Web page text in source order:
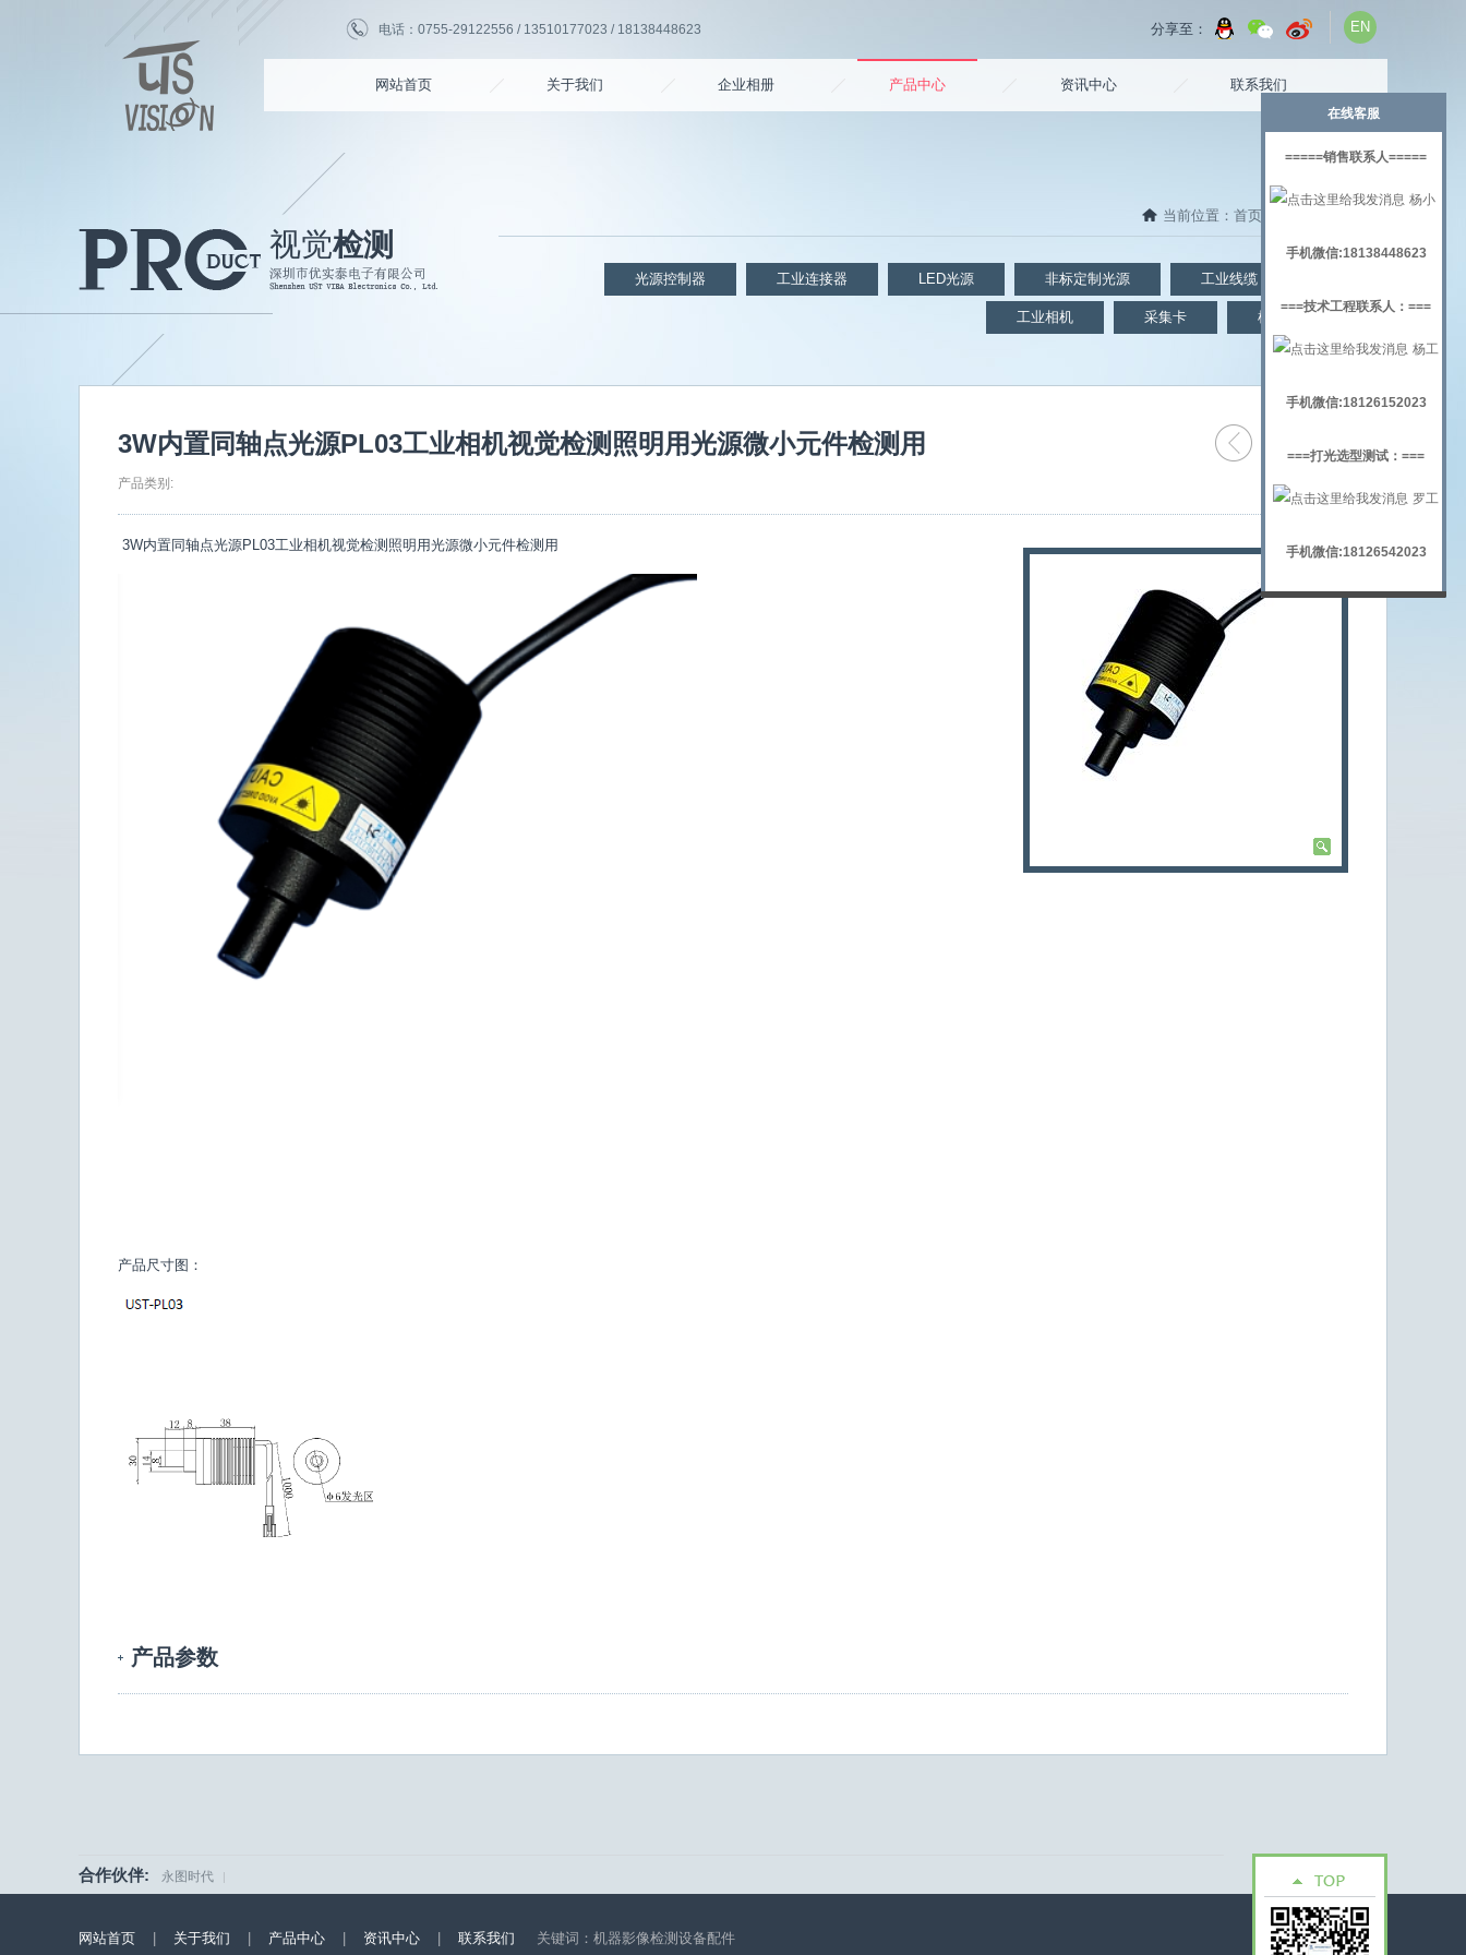
EN
分享至：
电话：0755-29122556 / 13510177023 / 18138448623
网站首页 关于我们 企业相册 产品中心 资讯中心 联系我们
视觉检测
当前位置： 首页
光源控制器 工业连接器 LED光源 非标定制光源 工业线缆
工业相机 采集卡 机器视觉实验架
3W内置同轴点光源PL03工业相机视觉检测照明用光源微小元件检测用
产品类别:
3W内置同轴点光源PL03工业相机视觉检测照明用光源微小元件检测用
产品尺寸图：
产品参数
合作伙伴: 永图时代 |
网站首页 关于我们 产品中心 资讯中心 联系我们 关键词： 机器影像检测设备配件
在线客服
=====销售联系人=====
杨小
手机微信:18138448623
===技术工程联系人：===
杨工
手机微信:18126152023
===打光选型测试：===
罗工
手机微信:18126542023